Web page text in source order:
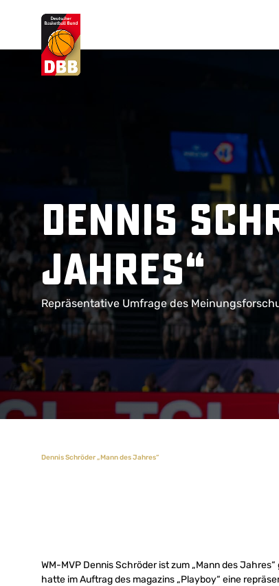
Suchvorschläge
Dennis
Jahres“
Repräsentative Umfrage des
Dennis Schröder „Mann des Jahres“
WM-MVP Dennis Schröder ist zum „Mann des
hatte im Auftrag des magazins „Playboy“ eine